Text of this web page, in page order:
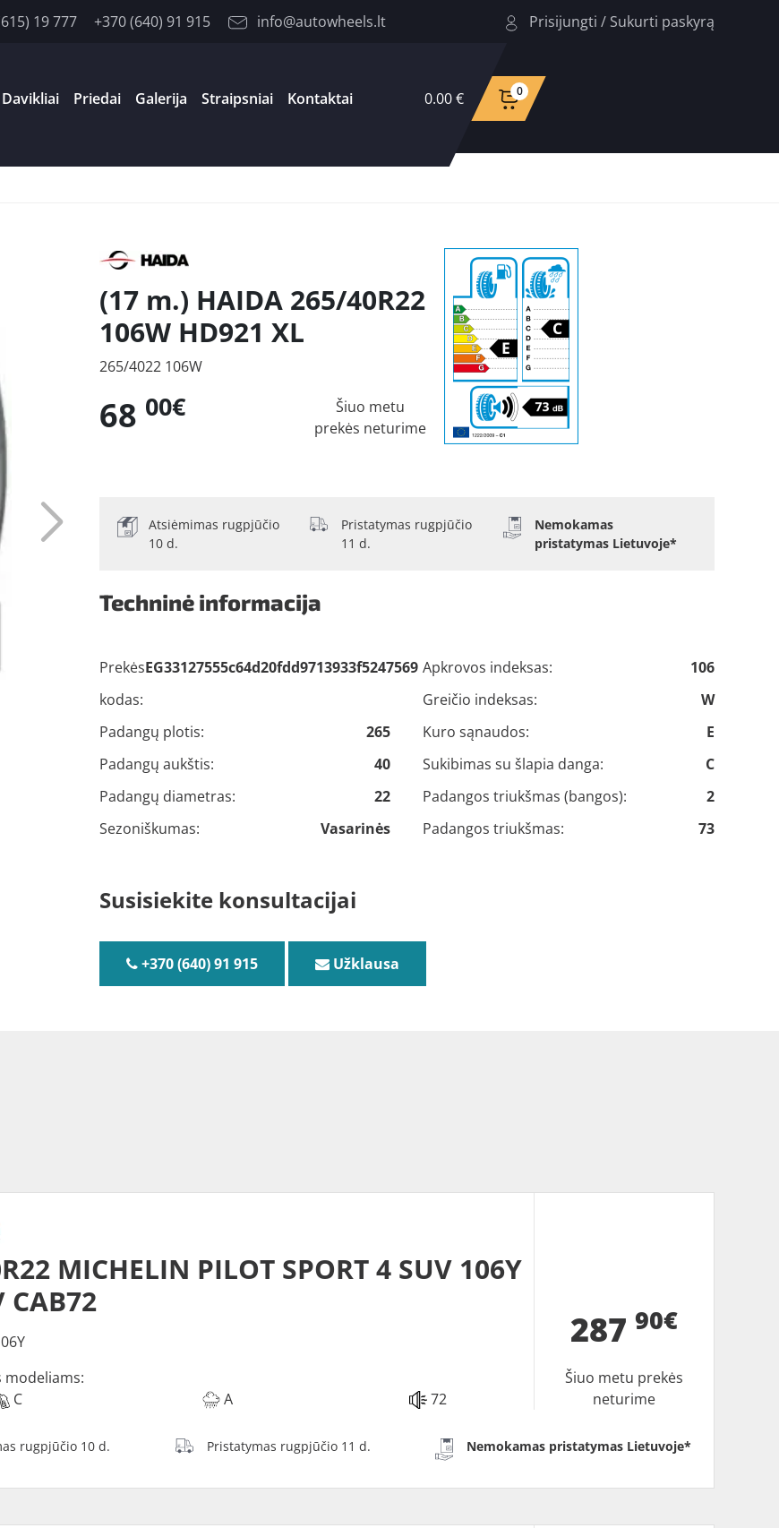
19 777 +370 (640) 91 915 info@autowheels.lt Prisijungti / Sukurti paskyrą
Davikliai Priedai Galerija Straipsniai Kontaktai 0.00 € 0
(17 m.) HAIDA 265/40R22
106W HD921 XL
265/4022 106W
68 00€
Šiuo metu
prekės neturime
Atsiėmimas rugpjūčio
10 d.
Pristatymas rugpjūčio
11 d.
Nemokamas
pristatymas Lietuvoje*
Techninė informacija
Prekės
kodas:
EG33127555c64d20fdd9713933f5247569
Padangų plotis:
265
Padangų aukštis:
40
Padangų diametras:
22
Sezoniškumas:
Vasarinės
Apkrovos indeksas:
106
Greičio indeksas:
W
Kuro sąnaudos:
E
Sukibimas su šlapia danga:
C
Padangos triukšmas (bangos):
2
Padangos triukšmas:
73
Susisiekite konsultacijai
+370 (640) 91 915 Užklausa
MICHELIN PILOT SPORT 4 SUV 106Y
CAB72
modeliams:
C
A 72
287 90€
Šiuo metu prekės
neturime
rugpjūčio 10 d. Pristatymas rugpjūčio 11 d. Nemokamas pristatymas Lietuvoje*